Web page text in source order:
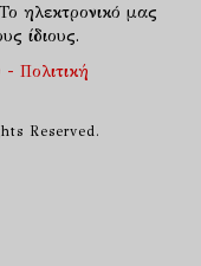
ηλεκτρονικό μας
ίδιους.
Πολιτική
Reserved.